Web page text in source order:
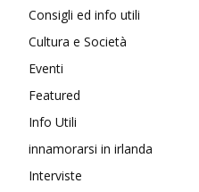
Consigli ed info utili
Cultura e Società
Eventi
Featured
Info Utili
innamorarsi in irlanda
Interviste